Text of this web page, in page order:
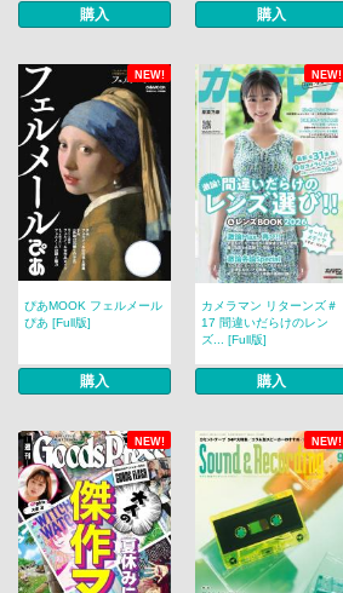
購入 購入
NEW! NEW!
ぴあMOOK フェルメール
ぴあ [Full版]
購入
カメラマン リターンズ＃
17 間違いだらけのレン
ズ... [Full版]
購入
NEW! NEW!